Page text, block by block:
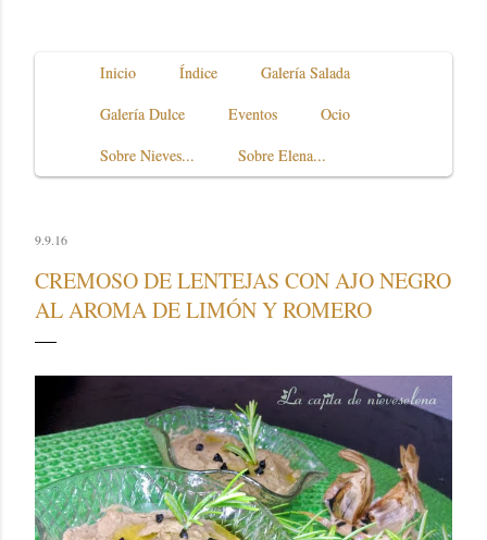
Inicio Índice
Galería Salada
Galería Dulce
Eventos
Ocio
Sobre Nieves...
Sobre Elena...
9.9.16
CREMOSO DE LENTEJAS CON AJO NEGRO
AL AROMA DE LIMÓN Y ROMERO